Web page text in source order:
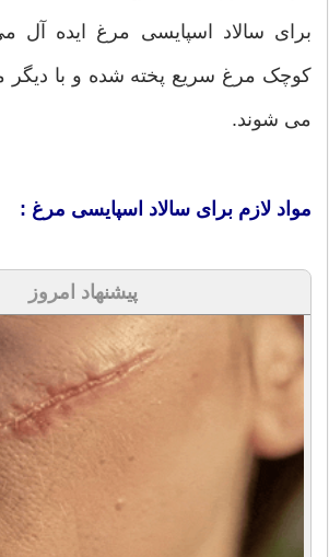
برای سالاد اسپایسی مرغ ایده آل
کوچک مرغ سریع پخته شده و با دیگر
می شوند.
مواد لازم برای سالاد اسپایسی مرغ :
پیشنهاد امروز